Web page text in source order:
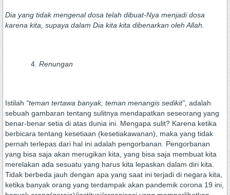
Dia yang tidak mengenal dosa telah dibuat-Nya menjadi dosa
karena kita, supaya dalam Dia kita kita dibenarkan oleh Allah.
Renungan
Istilah “teman tertawa banyak, teman menangis sedikit” , adalah
sebuah gambaran tentang sulitnya mendapatkan seseorang yang
benar-benar setia di atas dunia ini. Mengapa sulit? Karena ketika
berbicara tentang kesetiaan (kesetiakawanan), maka yang tidak
pernah terlepas dari hal ini adalah pengorbanan. Pengorbanan
yang bisa saja akan merugikan kita, yang bisa saja membuat kita
merelakan ada sesuatu yang harus kita lepaskan dalam diri kita.
Tidak berbeda jauh dengan apa yang saat ini terjadi di negara kita,
ketika banyak orang yang terdampak akan pandemik corona 19 ini,